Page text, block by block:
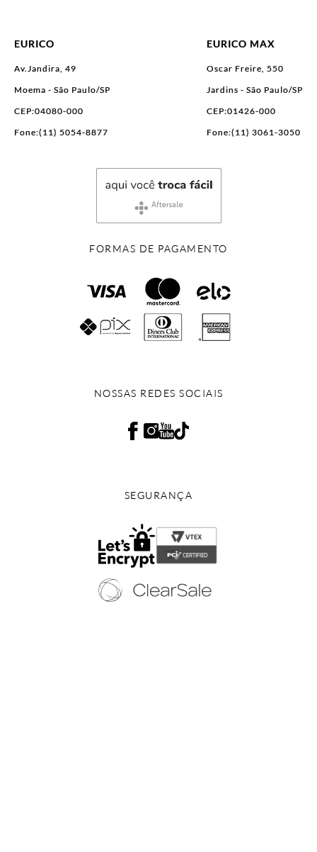
EURICO
Av.Jandira, 49
Moema - São Paulo/SP
CEP:04080-000
Fone:(11) 5054-8877
EURICO MAX
Oscar Freire, 550
Jardins - São Paulo/SP
CEP:01426-000
Fone:(11) 3061-3050
FORMAS DE PAGAMENTO
NOSSAS REDES SOCIAIS
SEGURANÇA